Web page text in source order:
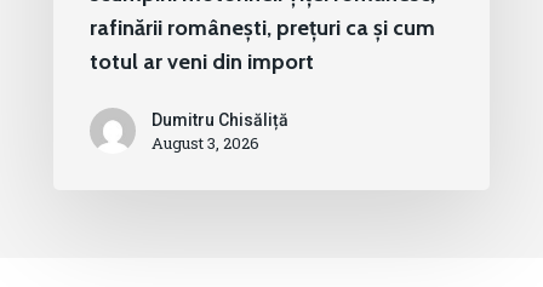
rafinării românești, prețuri ca și cum
totul ar veni din import
Dumitru Chisăliță
August 3, 2026